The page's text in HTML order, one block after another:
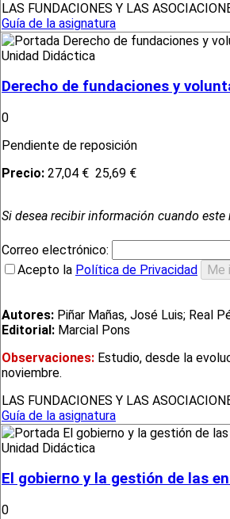
LAS FUNDACIONES Y LAS
Guía de la asignatura
Unidad Didáctica
Derecho de fundaciones y
0
Pendiente de reposición
Precio: 27,04 € 25,69 €
Si desea recibir información cuando
Correo electrónico:
Acepto la Política de Privacidad
Autores: Piñar Mañas, José Luis; Real
Editorial: Marcial Pons
Observaciones: Estudio, desde la
noviembre.
LAS FUNDACIONES Y LAS
Guía de la asignatura
Unidad Didáctica
El gobierno y la gestión de las
0